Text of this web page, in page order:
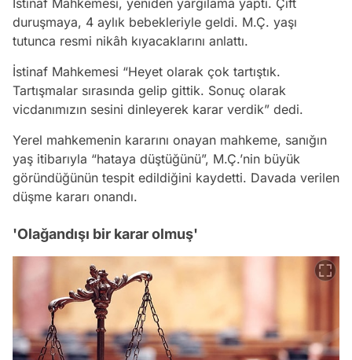
İstinaf Mahkemesi, yeniden yargılama yaptı. Çift
duruşmaya, 4 aylık bebekleriyle geldi. M.Ç. yaşı
tutunca resmi nikâh kıyacaklarını anlattı.
İstinaf Mahkemesi “Heyet olarak çok tartıştık.
Tartışmalar sırasında gelip gittik. Sonuç olarak
vicdanımızın sesini dinleyerek karar verdik” dedi.
Yerel mahkemenin kararını onayan mahkeme, sanığın
yaş itibarıyla “hataya düştüğünü”, M.Ç.’nin büyük
göründüğünün tespit edildiğini kaydetti. Davada verilen
düşme kararı onandı.
'Olağandışı bir karar olmuş'